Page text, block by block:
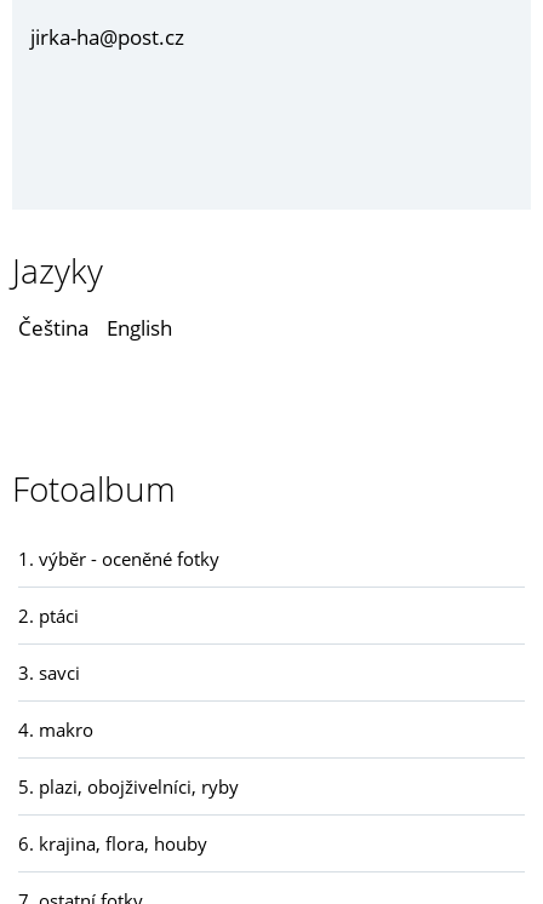
jirka-ha@post.cz
Jazyky
Čeština English
Fotoalbum
1. výběr - oceněné fotky
2. ptáci
3. savci
4. makro
5. plazi, obojživelníci, ryby
6. krajina, flora, houby